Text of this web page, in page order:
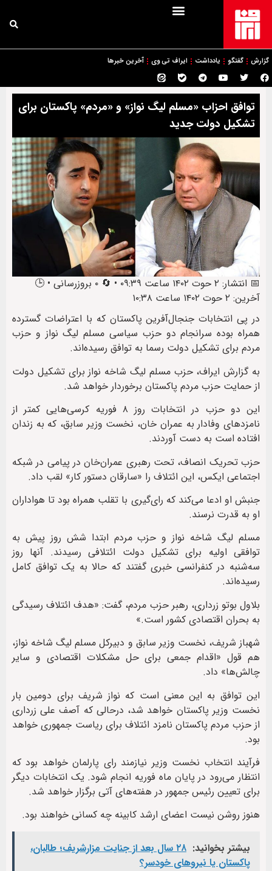
گزارش گفتگو یادداشت ایراف تی وی آخرین خبرها
توافق احزاب «مسلم لیگ نواز» و «مردم» پاکستان برای
تشکیل دولت جدید
📅 انتشار: ۲ حوت ۱۴۰۲ ساعت ۰۹:۳۹ • 🔄 ۰ بروزرسانی • 🕒
آخرین: ۲ حوت ۱۴۰۲ ساعت ۱۰:۳۸
در پی انتخابات جنجال‌آفرین پاکستان که با اعتراضات گسترده
همراه بوده سرانجام دو حزب سیاسی مسلم لیگ نواز و حزب
مردم برای تشکیل دولت رسما به توافق رسیده‌اند.
به گزارش ایراف، حزب مسلم لیگ شاخه نواز برای تشکیل دولت
از حمایت حزب مردم پاکستان برخوردار خواهد شد.
این دو حزب در انتخابات روز ۸ فوریه کرسی‌هایی کمتر از
نامزدهای وفادار به عمران خان، نخست وزیر سابق، که به زندان
افتاده است به دست آوردند.
حزب تحریک انصاف، تحت رهبری عمران‌خان در پیامی در شبکه
اجتماعی ایکس، این ائتلاف را «سارقان دستور کار» لقب داد.
جنبش او ادعا می‌کند که رای‌گیری با تقلب همراه بود تا هواداران
او به قدرت نرسند.
مسلم لیگ شاخه نواز و حزب مردم ابتدا شش روز پیش به
توافقی اولیه برای تشکیل دولت ائتلافی رسیدند. آنها روز
سه‌شنبه در کنفرانسی خبری گفتند که حالا به یک توافق کامل
رسیده‌اند.
بلاول بوتو زرداری، رهبر حزب مردم، گفت: «هدف ائتلاف رسیدگی
به بحران اقتصادی کشور است.»
شهباز شریف، نخست وزیر سابق و دبیرکل مسلم لیگ شاخه نواز،
هم قول «اقدام جمعی برای حل مشکلات اقتصادی و سایر
چالش‌ها» داد.
این توافق به این معنی است که نواز شریف برای دومین بار
نخست وزیر پاکستان خواهد شد، درحالی که آصف علی زرداری
از حزب مردم پاکستان نامزد ائتلاف برای ریاست جمهوری خواهد
بود.
فرآیند انتخاب نخست وزیر نیازمند رای پارلمان خواهد بود که
انتظار می‌رود در پایان ماه فوریه انجام شود. یک انتخابات دیگر
برای تعیین رئیس جمهور در هفته‌های آتی برگزار خواهد شد.
هنوز روشن نیست اعضای ارشد کابینه چه کسانی خواهند بود.
بیشتر بخوانید:
۲۸ سال بعد از جنایت مزارشریف؛ طالبان،
پاکستان یا نیروهای خودسر؟